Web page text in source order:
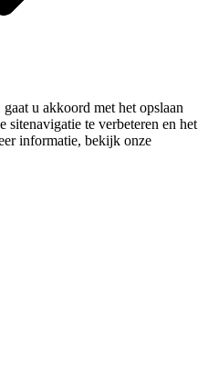
u akkoord met het opslaan
sitenavigatie te verbeteren en het
informatie, bekijk onze